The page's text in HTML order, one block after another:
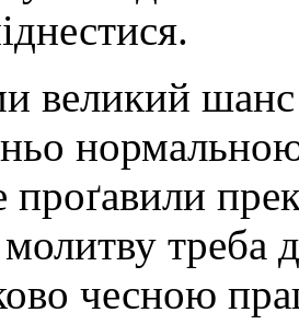
великий шанс
молитву
чесною